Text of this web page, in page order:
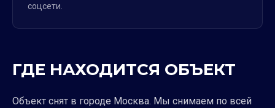
соцсети.
ГДЕ НАХОДИТСЯ ОБЪЕКТ
Объект снят в городе Москва. Мы снимаем по всей